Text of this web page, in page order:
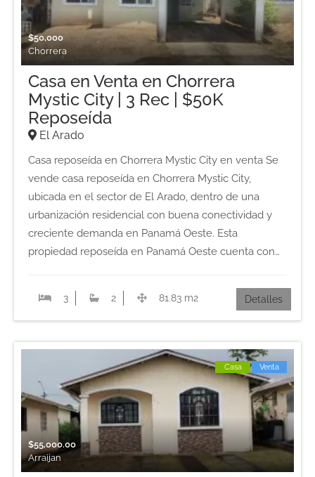
$50,000
Chorrera
Casa en Venta en Chorrera
Mystic City | 3 Rec | $50K
Reposeída
El Arado
Casa reposeída en Chorrera Mystic City en venta Se
vende casa reposeída en Chorrera Mystic City,
ubicada en el sector de El Arado, dentro de una
urbanización residencial con buena conectividad y
creciente demanda en Panamá Oeste. Esta
propiedad reposeída en Panamá Oeste cuenta con…
3 2 81.83 m2 Detalles
$55,000.00
Arraijan
Venta
Casa